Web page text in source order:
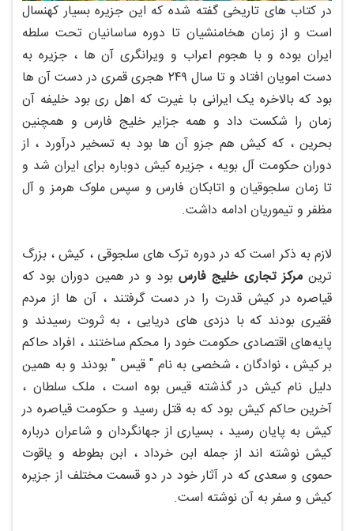
در کتاب های تاریخی گفته شده که این جزیره بسیار کهنسال
است و از زمان هخامنشیان تا دوره ساسانیان تحت سلطه
ایران بوده و با هجوم اعراب و ویرانگری آن ها ، جزیره به
‌دست امویان افتاد و تا سال ۲۴۹ هجری قمری در دست آن ها
بود که بالاخره یک ایرانی با غیرت که اهل ری بود خلیفه آن
زمان را شکست داد و همه جزایر خلیج فارس و همچنین
بحرین ، که کیش هم جزو آن ها بود به تسخیر درآورد ، از
دوران حکومت آل ‌بویه ، جزیره کیش دوباره برای ایران شد و
تا زمان سلجوقیان و اتابکان فارس و سپس ملوک هرمز و آل
‌مظفر و تیموریان ادامه داشت.
لازم به ذکر است که در دوره ترک های سلجوقی ، کیش ، بزرگ‌
ترینمرکز تجاری خلیج فارسبود و در همین دوران بود که
قیاصره در کیش قدرت را در دست گرفتند ، آن ها از مردم
فقیری بودند که با دزدی های دریایی ، به ثروت رسیدند و
پایه‌های اقتصادی حکومت خود را محکم ساختند ، افراد حاکم
بر کیش ، نوادگان ، شخصی به نام " قیس " بودند و به همین
دلیل نام کیش در گذشته قیس بوه است ، ملک سلطان ،
آخرین حاکم کیش بود که به قتل رسید و حکومت قیاصره در
کیش به پایان رسید ، بسیاری از جهانگردان و شاعران درباره
کیش نوشته اند از جمله ابن خرداد ، ابن بطوطه و یاقوت
حموی و سعدی که در آثار خود در دو قسمت مختلف از جزیره
کیش و سفر به آن نوشته است.